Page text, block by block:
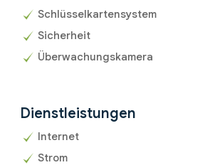
Schlüsselkartensystem
Sicherheit
Überwachungskamera
Dienstleistungen
Internet
Strom